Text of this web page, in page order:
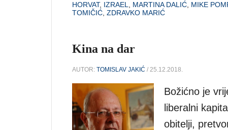
HORVAT, IZRAEL MARTINA DALIĆ MIKE
TOMIČIĆ ZDRAVKO MARIĆ
Kina na dar
AUTOR: TOMISLAV JAKIĆ / 25.12.2018.
Božićno je
liberalni
obitelji,